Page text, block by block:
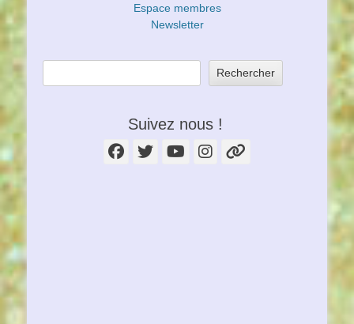
Espace membres
Newsletter
Rechercher
Suivez nous !
Facebook
Twitter
YouTube
Instagram